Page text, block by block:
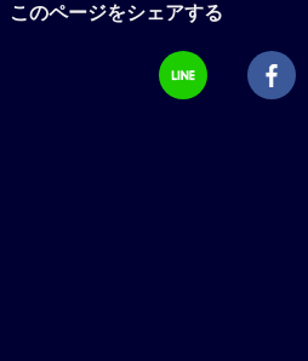
このページをシェアする